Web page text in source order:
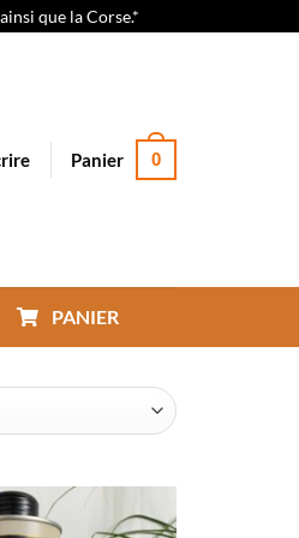
que la Corse.*
Panier 0
PANIER